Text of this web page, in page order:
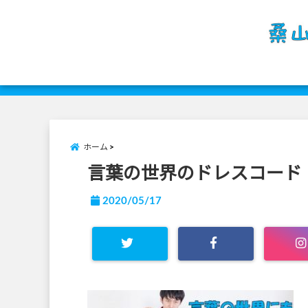
ホーム
言葉の世界のドレスコード
2020/05/17